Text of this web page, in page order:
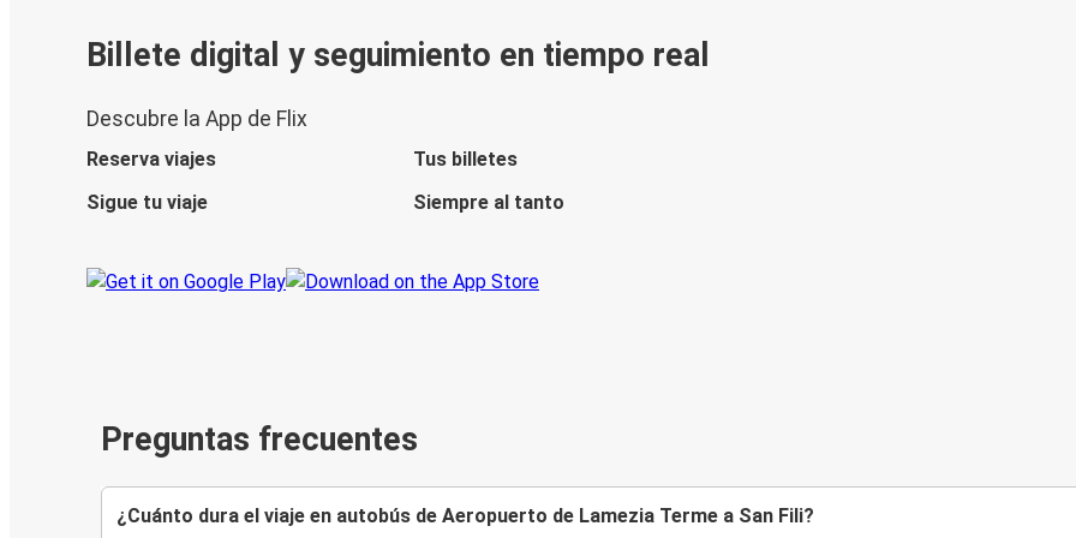
Billete digital y seguimiento en tiempo real
Descubre la App de Flix
Reserva viajes
Tus billetes
Sigue tu viaje
Siempre al tanto
Preguntas frecuentes
¿Cuánto dura el viaje en autobús de Aeropuerto de Lamezia Terme a San Fili?